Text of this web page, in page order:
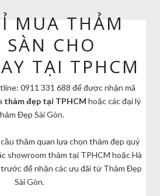
SÀN CHO
TẠI TPHCM
thảm đẹp tại TPHCM hoặc các đại lý
Đẹp Sài Gòn.
thăm quan lựa chọn thảm đẹp quý
showroom thảm tại TPHCM hoặc Hà
để nhận các ưu đãi từ Thảm Đẹp
Sài Gòn.